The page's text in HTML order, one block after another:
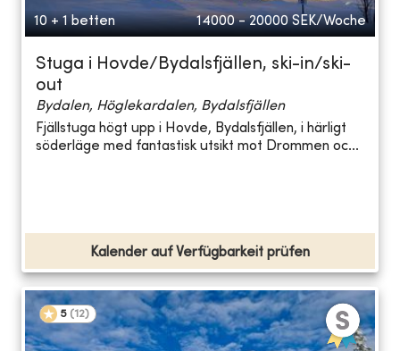
10 + 1 betten 14000 - 20000 SEK/Woche
Stuga i Hovde/Bydalsfjällen, ski-in/ski-
out
Bydalen, Höglekardalen, Bydalsfjällen
Fjällstuga högt upp i Hovde, Bydalsfjällen, i härligt
söderläge med fantastisk utsikt mot Drommen oc...
Kalender auf Verfügbarkeit prüfen
5 (12)